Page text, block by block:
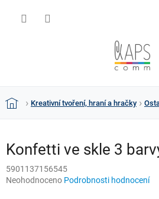
DomůKreativní tvoření, hraní a hračky
Konfetti ve skle 3
5901137156545
Průměrné
Neohodnoceno Podrobnosti hodnocení